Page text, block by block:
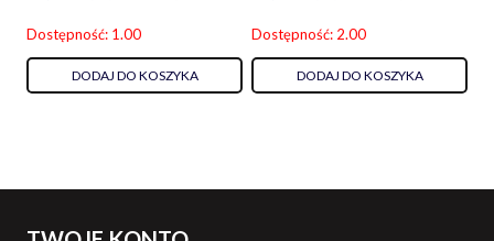
Dostępność: 1.00
DODAJ DO KOSZYKA
Dostępność: 2.00
DODAJ DO KOSZYKA